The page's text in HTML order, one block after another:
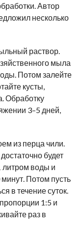
Автор
несколько
раствор.
мыла
Потом залейте
кусты,
Обработку
3–5 дней,
из перца чили.
будет
литром воды и
Потом пусть
в течение суток.
1:5 и
раз в